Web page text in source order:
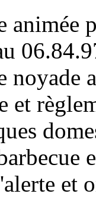
animée
et
et